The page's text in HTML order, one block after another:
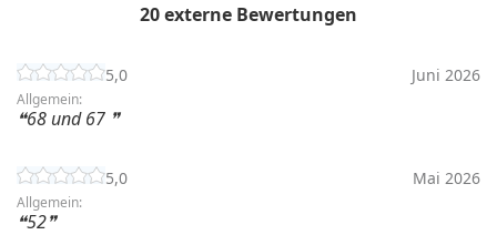
20 externe Bewertungen
5,0 Juni 2026
Allgemein:
68 und 67
5,0 Mai 2026
Allgemein:
52